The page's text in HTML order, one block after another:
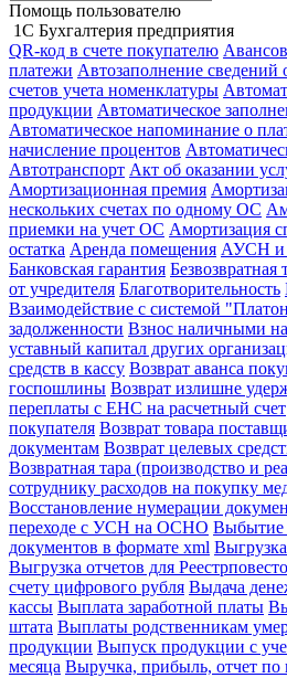
Помощь пользователю
1С Бухгалтерия предприятия
QR-код в счете покупателю
платежи Автозаполнение сведений
счетов учета номенклатуры
продукции Автоматическое
Автоматическое напоминание о
начисление процентов
Автотранспорт Акт об оказании
Амортизационная премия
нескольких счетах по одному ОС
приемки на учет ОС Амортизация
остатка Аренда помещения АУСН и
Банковская гарантия Безвозвратная
от учредителя Благотворительность
Взаимодействие с системой
задолженности Взнос наличными
уставный капитал других
средств в кассу Возврат аванса
госпошлины Возврат излишне
переплаты с ЕНС на расчетный счет
покупателя Возврат товара
документам Возврат целевых
Возвратная тара (производство и
сотруднику расходов на покупку
Восстановление нумерации
переходе с УСН на ОСНО
документов в формате xml
Выгрузка отчетов для
счету цифрового рубля Выдача
кассы Выплата заработной платы
штата Выплаты родственникам
продукции Выпуск продукции с
месяца Выручка, прибыль, отчет по